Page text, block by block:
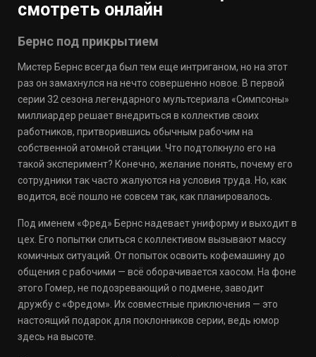
смотреть онлайн
Бернс под прикрытием
Мистер Бернс всегда был тем еще интриганом, но на этот
раз он замахнулся на нечто совершенно новое. В первой
серии 32 сезона легендарного мультсериала «Симпсоны»
миллиардер решает внедриться в коллектив своих
работников, притворившись обычным рабочим на
собственной атомной станции. Что подтолкнуло его на
такой эксперимент? Конечно, желание понять, почему его
сотрудники так часто жалуются на условия труда. Но, как
водится, всё пошло не совсем так, как планировалось.
Под именем «Фред» Бернс надевает униформу и выходит в
цех. Его попытки слиться с коллективом вызывают массу
комичных ситуаций. От попыток освоить кофемашину до
общения с рабочими — всё оборачивается хаосом. На фоне
этого Гомер, не подозревающий о подмене, заводит
дружбу с «Фредом». Их совместные приключения — это
настоящий подарок для поклонников серии, ведь юмор
здесь на высоте.